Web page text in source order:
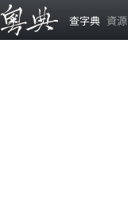
查字典 資源